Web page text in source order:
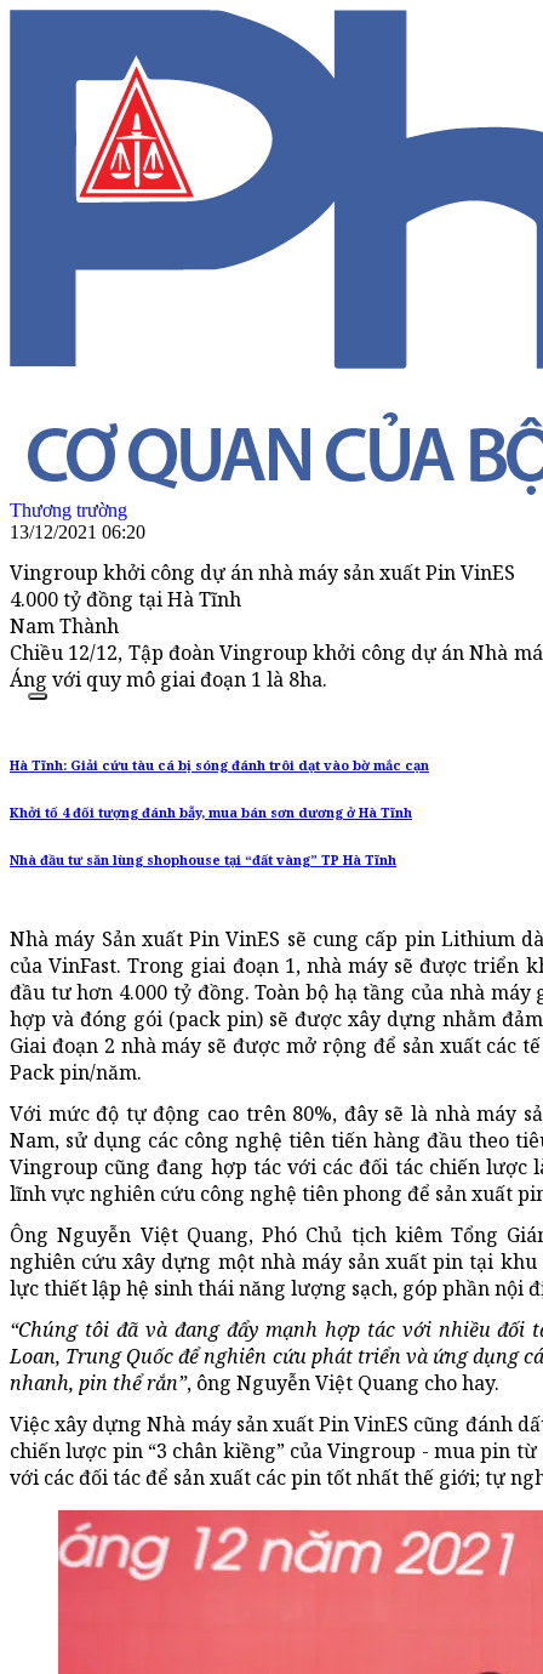
Thương trường
13/12/2021 06:20
Vingroup khởi công dự án nhà máy sản xuất Pin VinES
4.000 tỷ đồng tại Hà Tĩnh
Nam Thành
Chiều 12/12, Tập đoàn Vingroup khởi công dự án Nhà
Áng với quy mô giai đoạn 1 là 8ha.
Hà Tĩnh: Giải cứu tàu cá bị sóng đánh trôi dạt vào bờ mắc cạn
Khởi tố 4 đối tượng đánh bẫy, mua bán sơn dương ở Hà Tĩnh
Nhà đầu tư săn lùng shophouse tại “đất vàng” TP Hà Tĩnh
Nhà máy Sản xuất Pin VinES sẽ cung cấp pin Lithium
của VinFast. Trong giai đoạn 1, nhà máy sẽ được triển
đầu tư hơn 4.000 tỷ đồng. Toàn bộ hạ tầng của nhà
hợp và đóng gói (pack pin) sẽ được xây dựng nhằm
Giai đoạn 2 nhà máy sẽ được mở rộng để sản xuất các
Pack pin/năm.
Với mức độ tự động cao trên 80%, đây sẽ là nhà máy
Nam, sử dụng các công nghệ tiên tiến hàng đầu theo
Vingroup cũng đang hợp tác với các đối tác chiến
lĩnh vực nghiên cứu công nghệ tiên phong để sản xuất
Ông Nguyễn Việt Quang, Phó Chủ tịch kiêm Tổng
nghiên cứu xây dựng một nhà máy sản xuất pin tại
lực thiết lập hệ sinh thái năng lượng sạch, góp phần nội
“Chúng tôi đã và đang đẩy mạnh hợp tác với nhiều
Loan, Trung Quốc để nghiên cứu phát triển và ứng dụng
nhanh, pin thể rắn”, ông Nguyễn Việt Quang cho hay.
Việc xây dựng Nhà máy sản xuất Pin VinES cũng đánh
chiến lược pin “3 chân kiềng” của Vingroup - mua pin
với các đối tác để sản xuất các pin tốt nhất thế giới; tự